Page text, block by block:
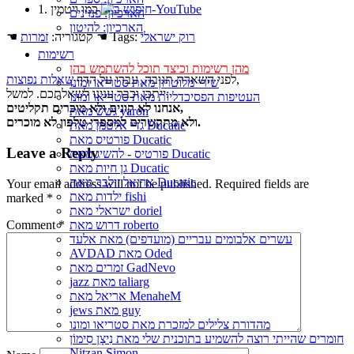
הארכיון: פנזינים
הארכיון: להיטון
רשימות
מהן רשימות וכיצד תוכל להשתמש בהן
שירי מלוטרון מאת סטריאו ומונו
העטיפות הפסיכדליות מאת סטריאו ומונו
גשש מאת yaron
גדי אלטמן מאת Ducatic
פורטיס מאת Ducatic
פורטיס - להשיג מאת Ducatic
גן חיות מאת Ducatic
אריאל זילבר מאת Ducatic
ילדות מאת fishi
ישראלי מאת doriel
דרוש מאת roberto
עשרים אלבומים עבריים (מועדפים) מאת אלעד
AVDAD מאת Oded
זמרים מאת GadNevo
jazz מאת taliarg
אריאל מאת MenaheM
jews מאת guy
מהדורת צלילים למזכרת מאת סטריאו ומונו
חומרים שהייתי רוצה להשמיע בתוכנית שלי מאת נִיצָן סִימוֹן
1. כמו ויטמין
☚ קטגוריה: זמרות ☚ Tags:רוק ישראלי
לפני השארת תגובה, עברו על הדףשאלות נפוצות
,
ייתכן וכבר ענינו לשאלתכם. למשל:
אנחנו לא קונים ולא מוכרים תקליטים,
ולא מתקשרים למספרי טלפון לא מוכרים.
Leave a Reply
Your email address will not be published. Required fields are
marked *
Comment*